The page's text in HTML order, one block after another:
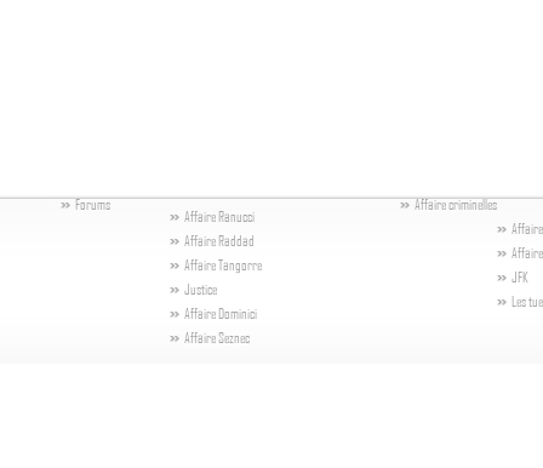
Forums Affaire criminelles
Affaire Ranucci
Affaire Raddad
Affaire Tangorre
JFK
Justice
Les
Affaire Dominici
Affaire Seznec